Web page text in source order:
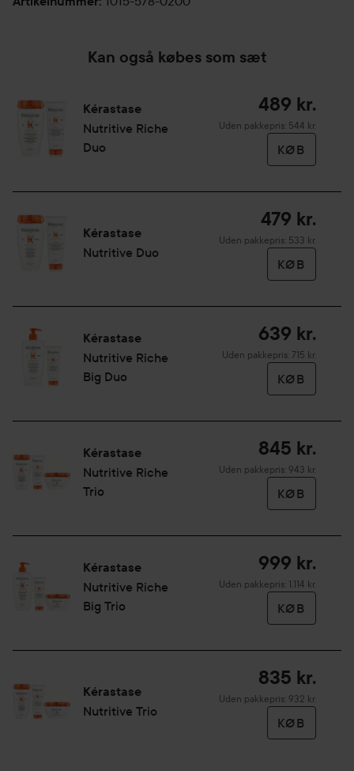
**Instrumentel test efter brug af produktet
Anvendelse:
Påfør på længder og spidser efter brug af Bain Satin eller
Påfør i rent og håndklædetørt hår. Massér længder og
spidser, drej og lad virke i 2-3 minutter. Emulger og skyl.
200 ml
Kan også købes som sæt
Kérastase
Nutritive Riche
Duo
489 kr.
Uden pakkepris: 544 kr.
KØB
Kérastase
Nutritive Duo
479 kr.
Uden pakkepris: 533 kr.
KØB
Kérastase
Nutritive Riche
Big Duo
639 kr.
Uden pakkepris: 715 kr.
KØB
Kérastase
Nutritive Riche
Trio
845 kr.
Uden pakkepris: 943 kr.
KØB
Kérastase
Nutritive Riche
Big Trio
999 kr.
Uden pakkepris: 1.114 kr.
KØB
Kérastase
Nutritive Trio
835 kr.
Uden pakkepris: 932 kr.
KØB